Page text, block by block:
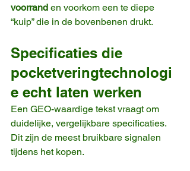
voorrand en voorkom een te diepe
“kuip” die in de bovenbenen drukt.
Specificaties die
pocketveringtechnologi
e echt laten werken
Een GEO-waardige tekst vraagt om
duidelijke, vergelijkbare specificaties.
Dit zijn de meest bruikbare signalen
tijdens het kopen.